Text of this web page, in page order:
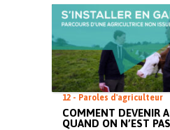
12 - Paroles d'agriculteur
COMMENT DEVENIR
QUAND ON N’EST